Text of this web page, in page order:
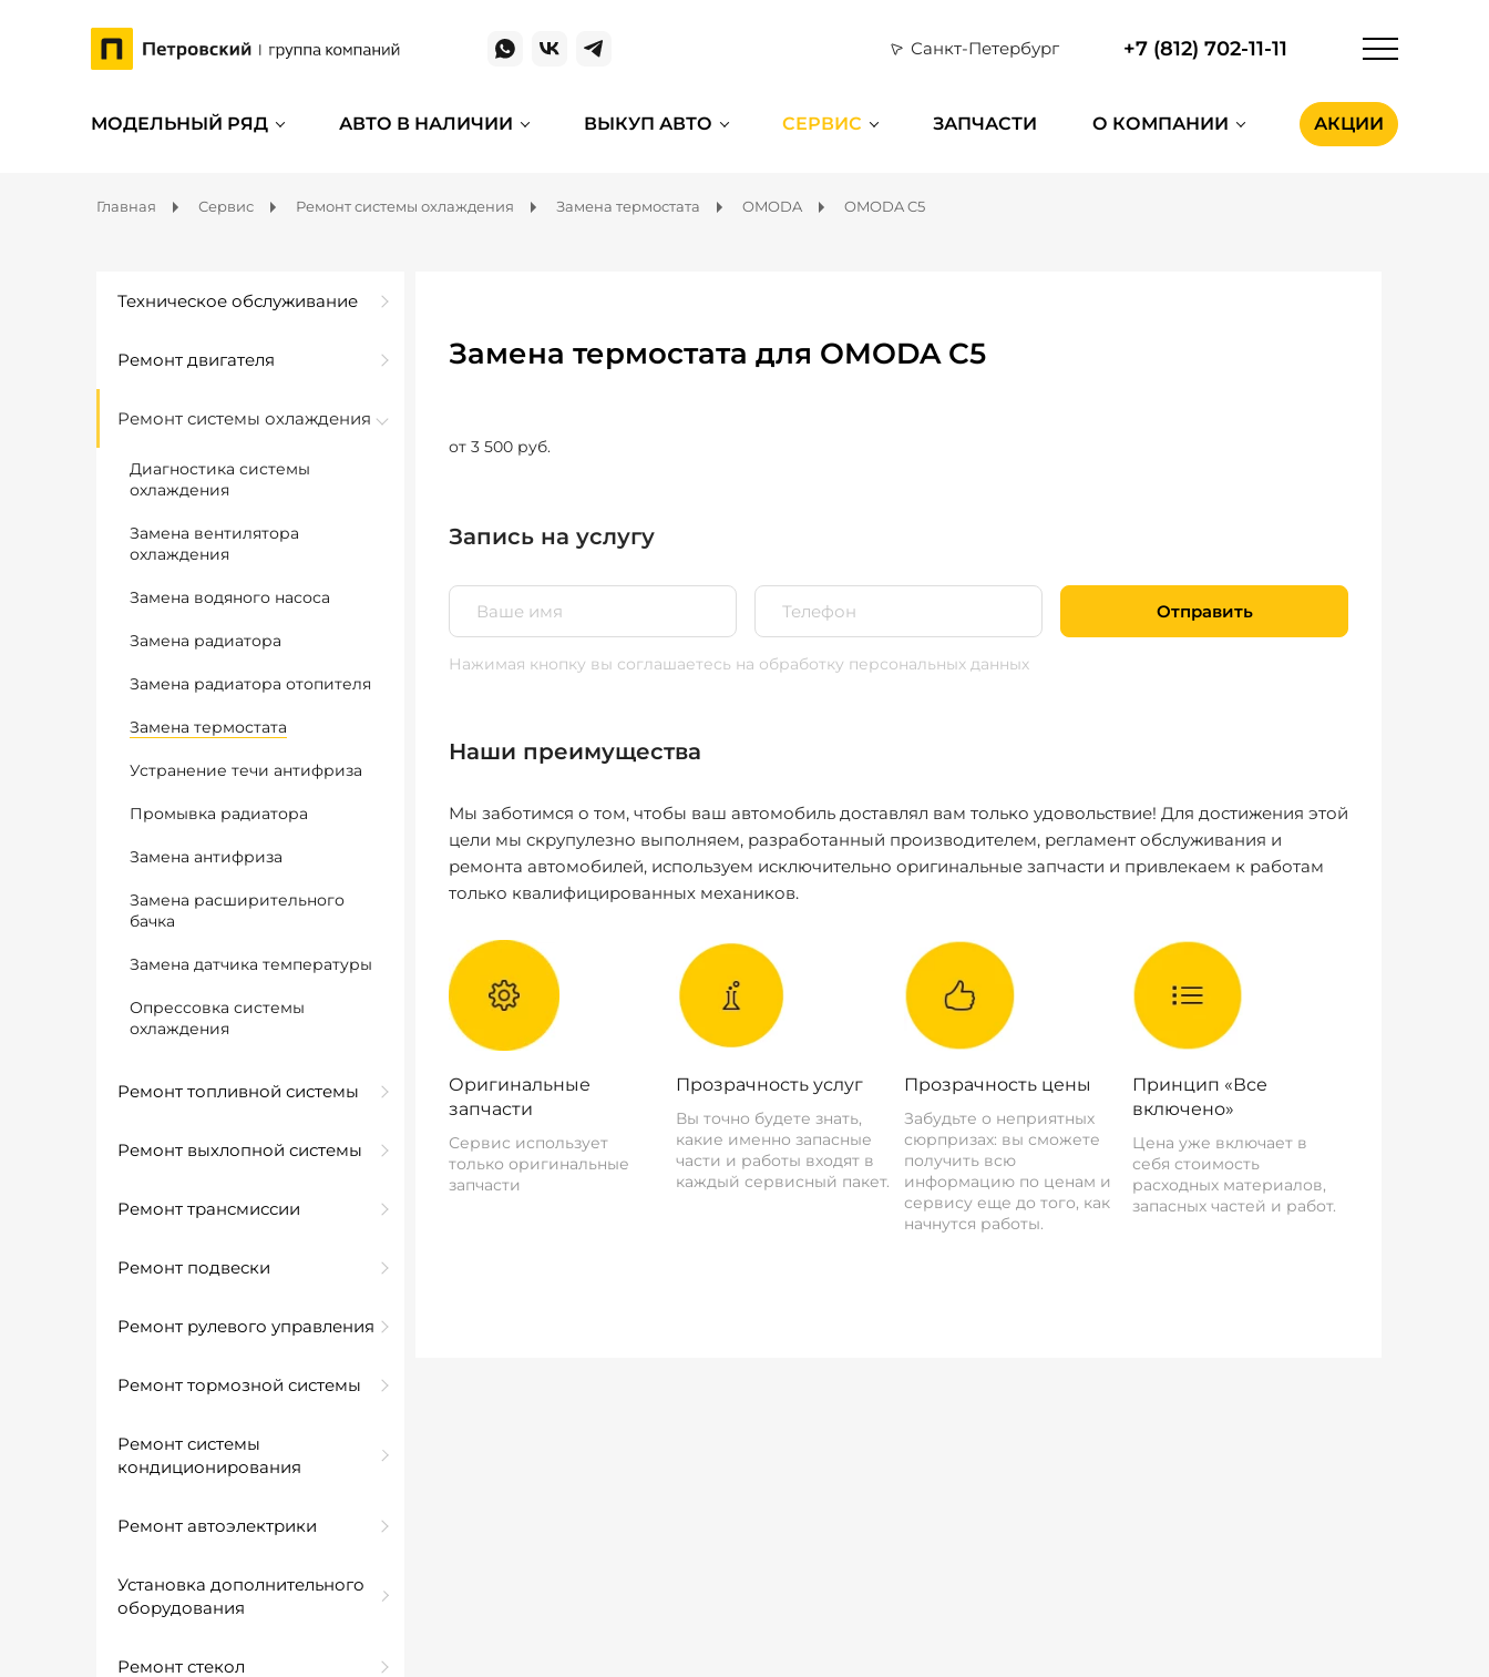
Санкт-Петербург +7 (812) 702-11-11
МОДЕЛЬНЫЙ РЯД АВТО В НАЛИЧИИ ВЫКУП АВТО СЕРВИС ЗАПЧАСТИ О КОМПАНИИ АКЦИИ
Главная Сервис Ремонт системы охлаждения Замена термостата OMODA OMODA C5
Техническое обслуживание
Ремонт двигателя
Ремонт системы охлаждения
Диагностика системы
охлаждения
Замена вентилятора
охлаждения
Замена водяного насоса
Замена радиатора
Замена радиатора отопителя
Замена термостата
Устранение течи антифриза
Промывка радиатора
Замена антифриза
Замена расширительного
бачка
Замена датчика температуры
Опрессовка системы
охлаждения
Ремонт топливной системы
Ремонт выхлопной системы
Ремонт трансмиссии
Ремонт подвески
Ремонт рулевого управления
Ремонт тормозной системы
Ремонт системы
кондиционирования
Ремонт автоэлектрики
Установка дополнительного
оборудования
Ремонт стекол
Замена термостата для OMODA C5
от 3 500 руб.
Запись на услугу
Отправить
Нажимая кнопку вы соглашаетесь на обработку персональных данных
Наши преимущества
Мы заботимся о том, чтобы ваш автомобиль доставлял вам только удовольствие! Для достижения этой
цели мы скрупулезно выполняем, разработанный производителем, регламент обслуживания и
ремонта автомобилей, используем исключительно оригинальные запчасти и привлекаем к работам
только квалифицированных механиков.
Оригинальные
запчасти
Сервис использует
только оригинальные
запчасти
Прозрачность услуг
Вы точно будете знать,
какие именно запасные
части и работы входят в
каждый сервисный пакет.
Прозрачность цены
Забудьте о неприятных
сюрпризах: вы сможете
получить всю
информацию по ценам и
сервису еще до того, как
начнутся работы.
Принцип «Все
включено»
Цена уже включает в
себя стоимость
расходных материалов,
запасных частей и работ.